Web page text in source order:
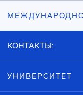
КОНТАКТЫ:
УНИВЕРСИТЕТ